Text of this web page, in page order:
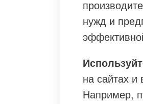
нужд и
на сайтах и
Например,